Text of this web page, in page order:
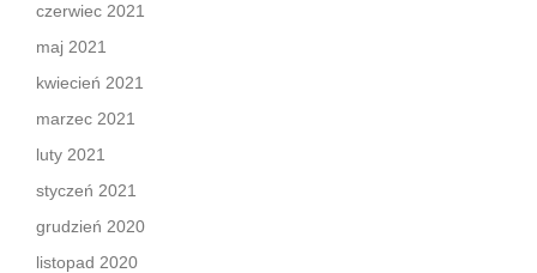
czerwiec 2021
maj 2021
kwiecień 2021
marzec 2021
luty 2021
styczeń 2021
grudzień 2020
listopad 2020